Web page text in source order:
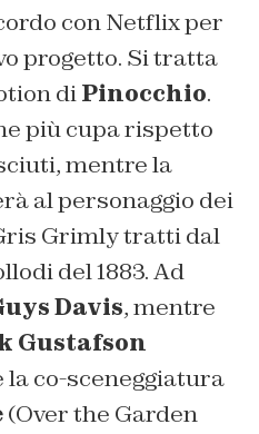
con Netflix per
progetto. Si tratta
diPinocchio.
più cupa rispetto
mentre la
al personaggio dei
Grimly tratti dal
del 1883. Ad
Davis, mentre
Gustafson
la co-sceneggiatura
(Over the Garden